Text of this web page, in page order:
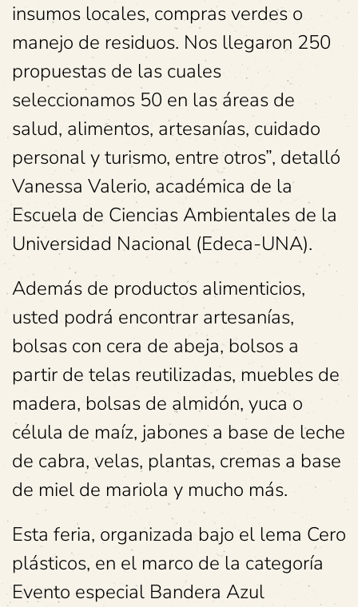
insumos locales, compras verdes o
manejo de residuos. Nos llegaron 250
propuestas de las cuales
seleccionamos 50 en las áreas de
salud, alimentos, artesanías, cuidado
personal y turismo, entre otros”, detalló
Vanessa Valerio, académica de la
Escuela de Ciencias Ambientales de la
Universidad Nacional (Edeca-UNA).
Además de productos alimenticios,
usted podrá encontrar artesanías,
bolsas con cera de abeja, bolsos a
partir de telas reutilizadas, muebles de
madera, bolsas de almidón, yuca o
célula de maíz, jabones a base de leche
de cabra, velas, plantas, cremas a base
de miel de mariola y mucho más.
Esta feria, organizada bajo el lema Cero
plásticos, en el marco de la categoría
Evento especial Bandera Azul